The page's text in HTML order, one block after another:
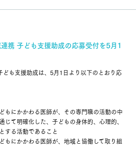
携 子ども支援助成の応募受付を5月1
も支援助成は、5月1日より以下のとおり応
もにかかわる医師が、その専門職の活動の中
じて明確化した、子どもの身体的、心理的、
する活動であること
もにかかわる医師が、地域と協働して取り組